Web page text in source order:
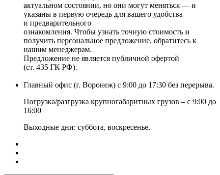
актуальном состоянии, но они могут меняться — и
указаны в первую очередь для вашего удобства
и предварительного
ознакомления. Чтобы узнать точную стоимость и
получить персональное предложение, обратитесь к
нашим менеджерам.
Предложение не является публичной офертой
(ст. 435 ГК РФ).
Главный офис (г. Воронеж) с 9:00 до 17:30 без перерыва.
Погрузка/разгрузка крупногабаритных грузов – с 9:00 до
16:00
Выходные дни: суббота, воскресенье.